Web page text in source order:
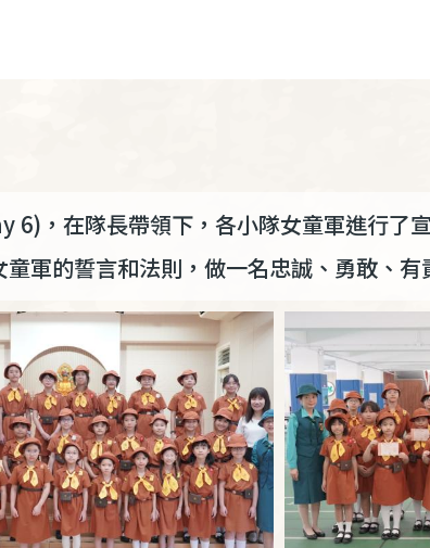
6)，在隊長帶領下，各小隊女童軍進行了
軍的誓言和法則，做一名忠誠、勇敢、